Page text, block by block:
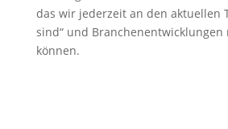
das wir jederzeit an den aktuellen
sind“ und
können.